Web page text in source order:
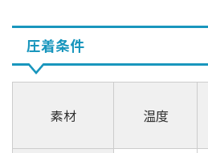
圧着条件
素材 温度